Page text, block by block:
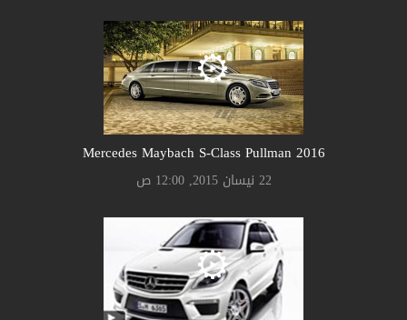
Mercedes Maybach S-Class Pullman 2016
22 نيسان 2015, 12:00 ص